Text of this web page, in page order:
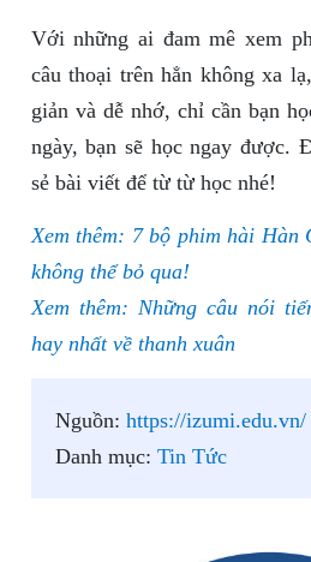
Với những ai đam mê xem
câu thoại trên hẳn không xa
giản và dễ nhớ, chỉ cần bạn
ngày, bạn sẽ học ngay được.
sẻ bài viết để từ từ học nhé!
Xem thêm: 7 bộ phim hài Hàn
không thể bỏ qua!
Xem thêm: Những câu nói
hay nhất về thanh xuân
Nguồn: https://izumi.edu.vn/
Danh mục: Tin Tức